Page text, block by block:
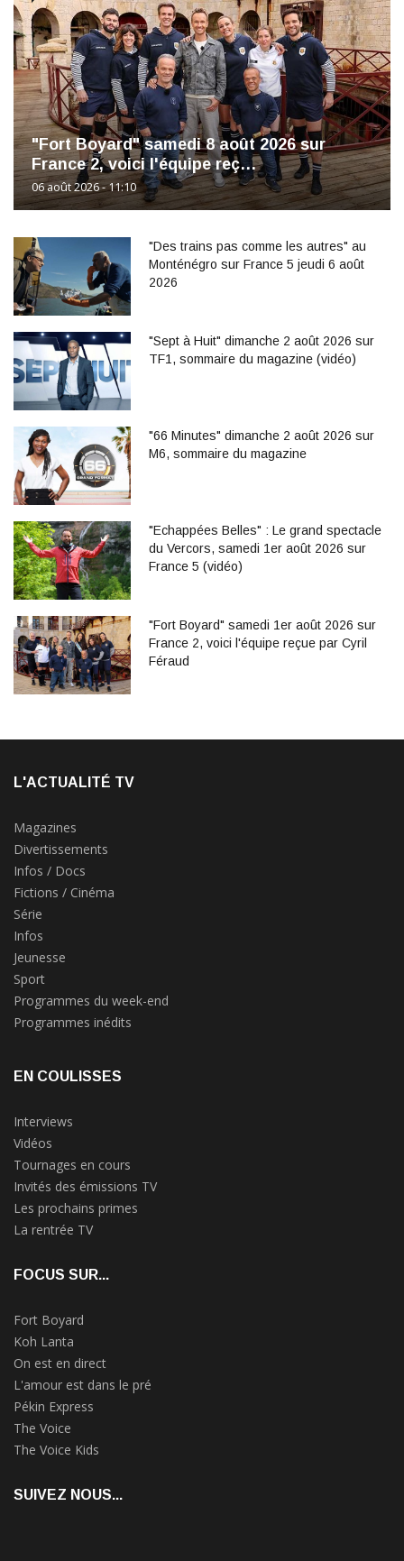
"Fort Boyard" samedi 8 août 2026 sur
France 2, voici l'équipe reç…
06 août 2026 - 11:10
"Des trains pas comme les autres" au
Monténégro sur France 5 jeudi 6 août
2026
"Sept à Huit" dimanche 2 août 2026 sur
TF1, sommaire du magazine (vidéo)
"66 Minutes" dimanche 2 août 2026 sur
M6, sommaire du magazine
"Echappées Belles" : Le grand spectacle
du Vercors, samedi 1er août 2026 sur
France 5 (vidéo)
"Fort Boyard" samedi 1er août 2026 sur
France 2, voici l'équipe reçue par Cyril
Féraud
L'ACTUALITÉ TV
Magazines
Divertissements
Infos / Docs
Fictions / Cinéma
Série
Infos
Jeunesse
Sport
Programmes du week-end
Programmes inédits
EN COULISSES
Interviews
Vidéos
Tournages en cours
Invités des émissions TV
Les prochains primes
La rentrée TV
FOCUS SUR...
Fort Boyard
Koh Lanta
On est en direct
L'amour est dans le pré
Pékin Express
The Voice
The Voice Kids
SUIVEZ NOUS...